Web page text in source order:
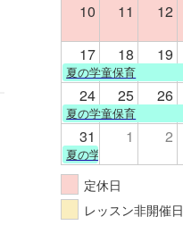
10 11 12
17 18 19
夏の学童保育
24 25 26
夏の学童保育
31 1 2
夏の学童保育
定休日
レッスン非開催日